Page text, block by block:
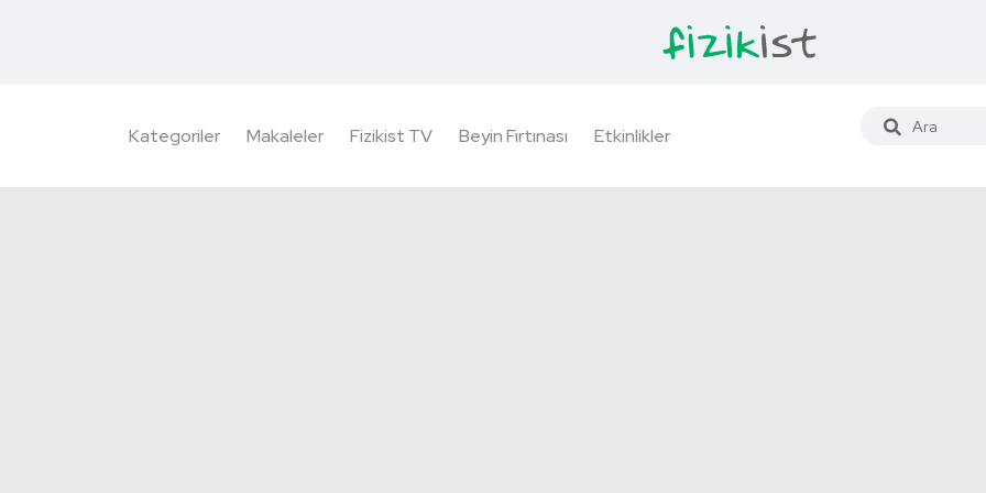
Kategoriler Makaleler Fizikist TV Beyin Fırtınası Etkinlikler